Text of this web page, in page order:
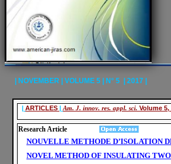
| ARTICLES | Am. J. innov. res. appl. sci. Volume
Research Article
| NOVEMBER | VOLUME 5 | N° 5 | 2017 |
NOUVELLE METHODE D’ISOLATION
NOVEL METHOD OF INSULATING